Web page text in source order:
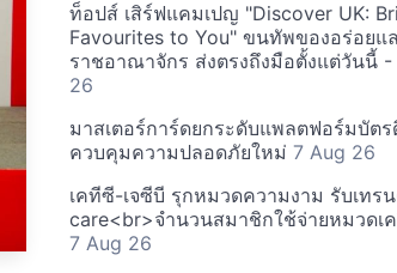
ท็อปส์ เสิร์ฟแคมเปญ "Discover UK:
Favourites to You" ขนทัพของอร่อยแ
ราชอาณาจักร ส่งตรงถึงมือตั้งแต่วันนี้
26
มาสเตอร์การ์ดยกระดับแพลตฟอร์มบัต
ควบคุมความปลอดภัยใหม่ 7 Aug 26
เคทีซี-เจซีบี รุกหมวดความงาม รับเทร
care<br>จำนวนสมาชิกใช้จ่ายหมวดเ
7 Aug 26